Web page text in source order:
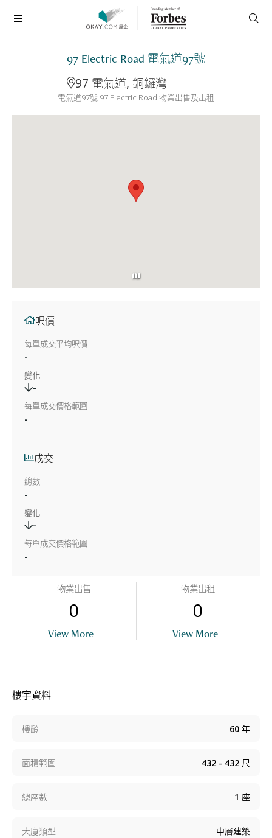
97 Electric Road 電氣道97號
97 電氣道, 銅鑼灣
電氣道97號 97 Electric Road 物業出售及出租
呎價
每單成交平均呎價
-
變化
-
每單成交價格範圍
-
成交
總數
-
變化
-
每單成交價格範圍
-
物業出售
0
View More
物業出租
0
View More
樓宇資料
樓齡 60 年
面積範圍 432 - 432 尺
總座數 1 座
大廈類型 中層建築